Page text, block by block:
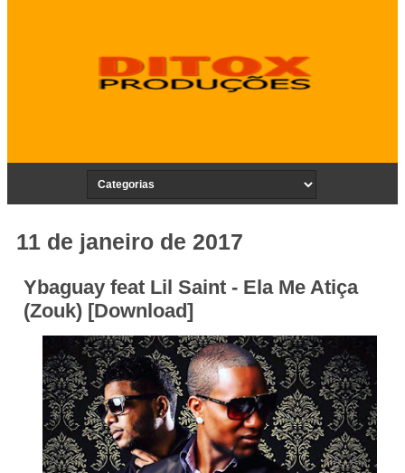
11 de janeiro de 2017
Ybaguay feat Lil Saint - Ela Me Atiça
(Zouk) [Download]